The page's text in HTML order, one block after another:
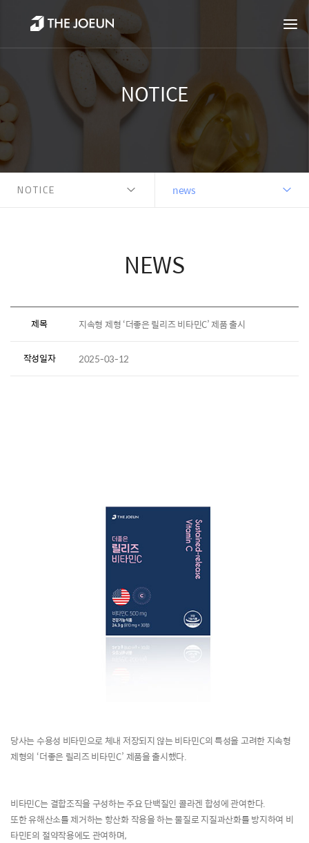
NOTICE
NOTICE news
NEWS
제목 지속형 제형 ‘더좋은 릴리즈 비타민C’ 제품 출시
작성일자 2025-03-12
당사는 수용성 비타민으로 체내 저장되지 않는 비타민C의 특성을 고려한 지속형
제형의 ‘더좋은 릴리즈 비타민C’제품을 출시했다.
비타민C는 결합조직을 구성하는 주요 단백질인 콜라겐 합성에 관여한다.
또한 유해산소를 제거하는 항산화 작용을 하는 물질로 지질과산화를 방지하여 비
타민E의 절약작용에도 관여하며,